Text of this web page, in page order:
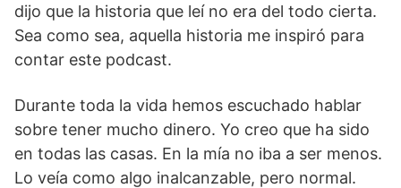
dijo que la historia que leí no era del todo cierta.
Sea como sea, aquella historia me inspiró para
contar este podcast.
Durante toda la vida hemos escuchado hablar
sobre tener mucho dinero. Yo creo que ha sido
en todas las casas. En la mía no iba a ser menos.
Lo veía como algo inalcanzable, pero normal.